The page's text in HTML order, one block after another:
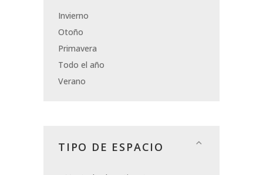
Invierno
Otoño
Primavera
Todo el año
Verano
TIPO DE ESPACIO